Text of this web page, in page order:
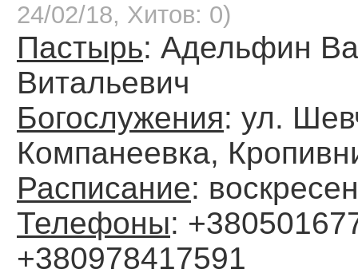
24/02/18, Хитов: 0)
Пастырь: Адельфин
Витальевич
Богослужения: ул.
Компанеевка,
Расписание:
Телефоны:
+380978417591